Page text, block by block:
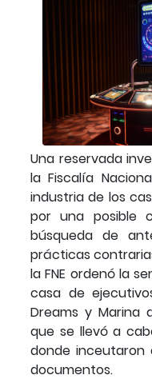
Una reservada
la Fiscalía
industria de los
por una posible
búsqueda de
prácticas
la FNE ordenó la
casa de
Dreams y Marina
que se llevó a
donde
documentos.